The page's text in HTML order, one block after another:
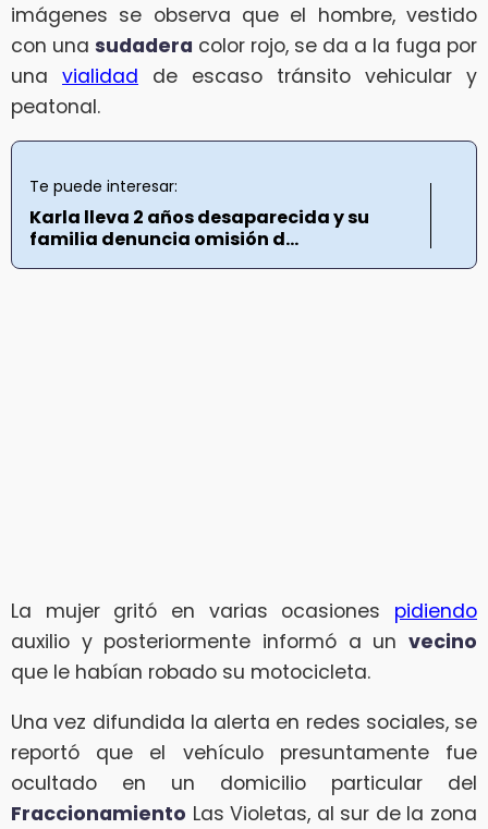
imágenes se observa que el hombre, vestido
con una sudadera color rojo, se da a la fuga por
una vialidad de escaso tránsito vehicular y
peatonal.
Te puede interesar:
Karla lleva 2 años desaparecida y su
familia denuncia omisión d...
La mujer gritó en varias ocasiones pidiendo
auxilio y posteriormente informó a un vecino
que le habían robado su motocicleta.
Una vez difundida la alerta en redes sociales, se
reportó que el vehículo presuntamente fue
ocultado en un domicilio particular del
Fraccionamiento Las Violetas, al sur de la zona